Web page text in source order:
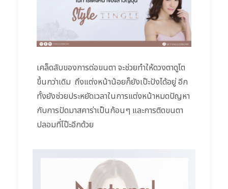
เคล็ดลับของการต่อขนตา จะช่วยทำให้ดวงตาดูโต
ขึ้นกว่าเดิม ถึงแต่งหน้าน้อยก็ยังเป๊ะปังได้อยู่ อีก
ทั้งยังช่วยประหยัดเวลาในการแต่งหน้าหมดปัญหา
กับการปัดมาสคาร่าเป็นก้อนๆ และการติดขนตา
ปลอมที่โป๊ะอีกด้วย